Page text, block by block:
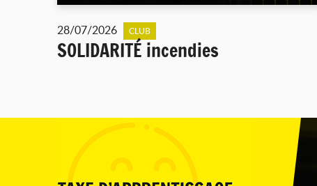
28/07/2026 CLUB
SOLIDARITÉ incendies